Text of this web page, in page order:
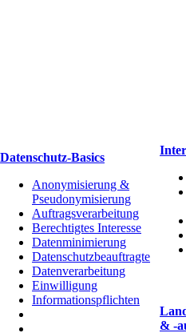
Datenschutz-Basics
Anonymisierung &
Pseudonymisierung
Auftragsverarbeitung
Berechtigtes Interesse
Datenminimierung
Datenschutzbeauftragte
Datenverarbeitung
Einwilligung
Informationspflichten
& -